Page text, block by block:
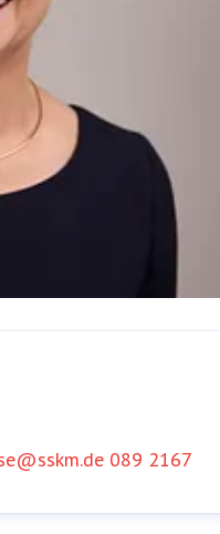
089 2167